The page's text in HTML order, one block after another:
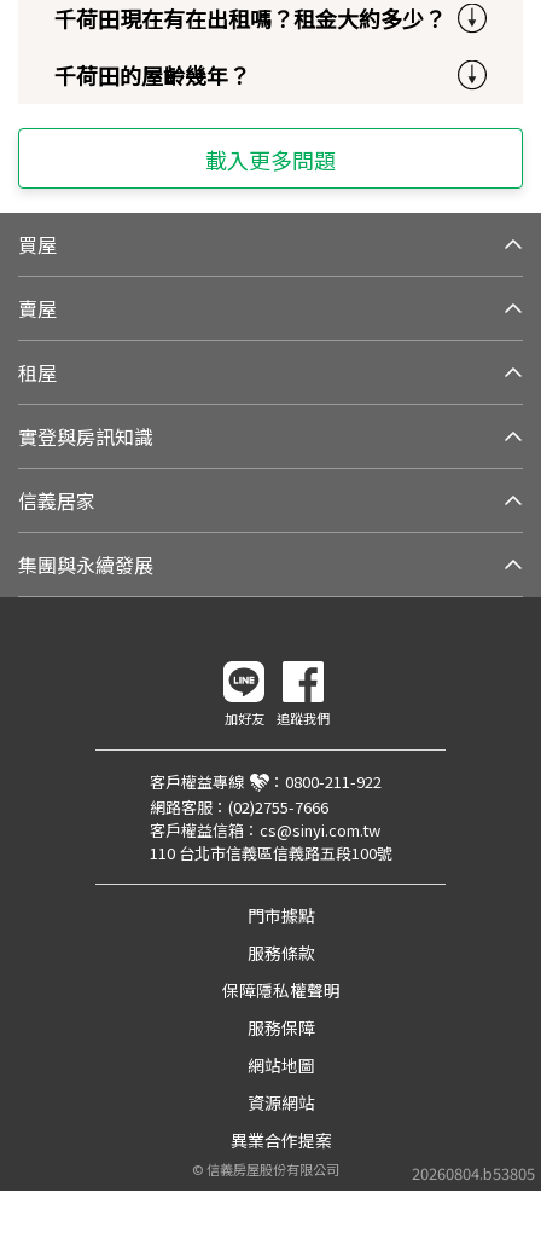
千荷田現在有在出租嗎？租金大約多少？
千荷田的屋齡幾年？
載入更多問題
買屋
賣屋
租屋
實登與房訊知識
信義居家
集團與永續發展
20260804.b53805
加好友 追蹤我們
客戶權益專線 ： 0800-211-922
網路客服： (02)2755-7666
客戶權益信箱： cs@sinyi.com.tw
110 台北市信義區信義路五段100號
門市據點
服務條款
保障隱私權聲明
服務保障
網站地圖
資源網站
異業合作提案
©信義房屋股份有限公司